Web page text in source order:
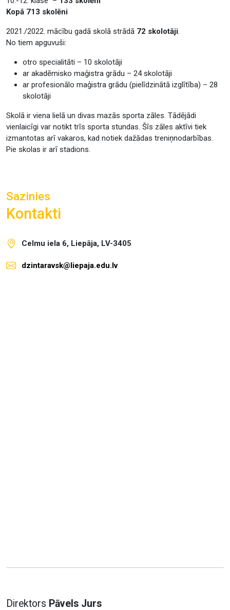
Kopā 713 skolēni
2021./2022. mācību gadā skolā strādā 72 skolotāji.
No tiem apguvuši:
otro specialitāti – 10 skolotāji
ar akadēmisko maģistra grādu – 24 skolotāji
ar profesionālo maģistra grādu (pielīdzinātā izglītība) – 28
skolotāji
Skolā ir viena lielā un divas mazās sporta zāles. Tādējādi
vienlaicīgi var notikt trīs sporta stundas. Šīs zāles aktīvi tiek
izmantotas arī vakaros, kad notiek dažādas treniņnodarbības.
Pie skolas ir arī stadions.
Sazinies
Kontakti
Celmu iela 6, Liepāja, LV-3405
dzintaravsk@liepaja.edu.lv
Direktors Pāvels Jurs